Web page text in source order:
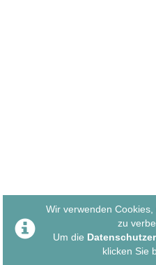
Wir verwenden
zu
Um die
klicken Sie